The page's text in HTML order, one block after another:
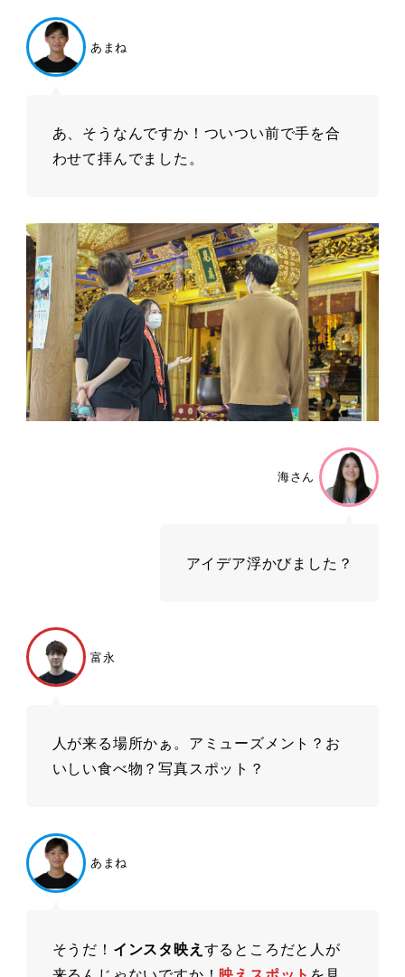
あまね
あ、そうなんですか！ついつい前で手を合
わせて拝んでました。
海さん
アイデア浮かびました？
富永
人が来る場所かぁ。アミューズメント？お
いしい食べ物？写真スポット？
あまね
そうだ！ インスタ映え するところだと人が